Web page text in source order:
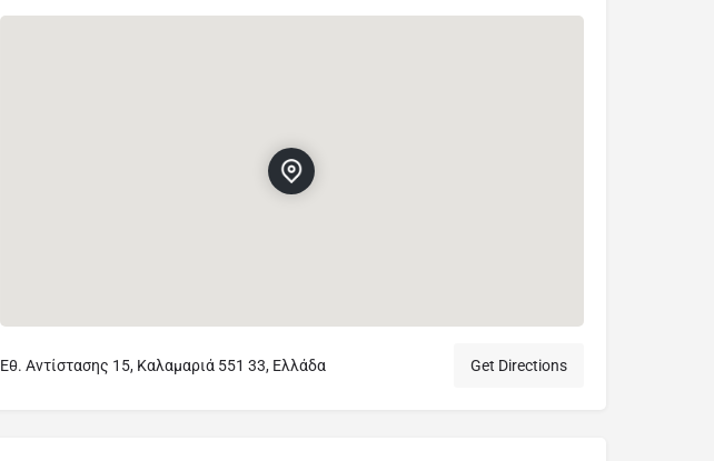
Εθ. Αντίστασης 15, Καλαμαριά 551 33, Ελλάδα Get Directions